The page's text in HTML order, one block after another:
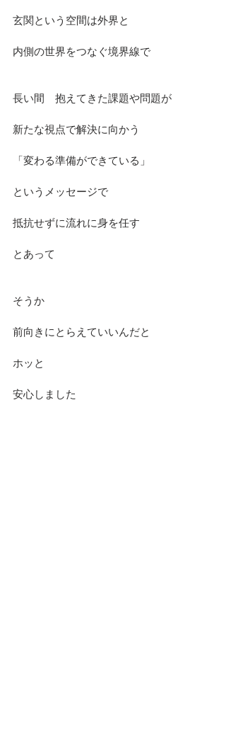
玄関という空間は外界と
内側の世界をつなぐ境界線で
長い間　抱えてきた課題や問題が
新たな視点で解決に向かう
「変わる準備ができている」
というメッセージで
抵抗せずに流れに身を任す
とあって
そうか
前向きにとらえていいんだと
ホッと
安心しました